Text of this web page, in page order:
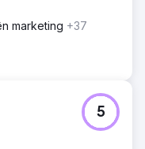
marketing +37
5